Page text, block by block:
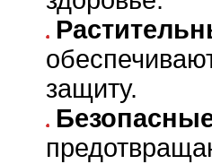
защиту.